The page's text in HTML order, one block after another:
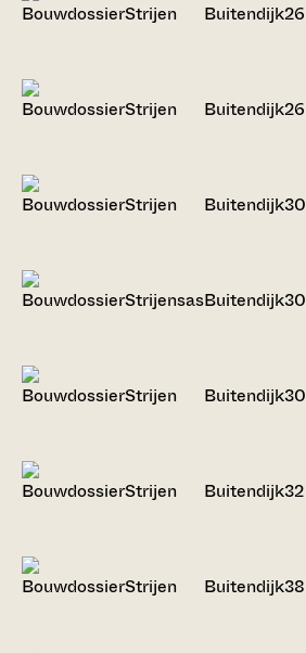
Strijen
Buitendijk26
Strijen
Buitendijk26
Strijen
Buitendijk30
StrijensasBuitendijk30
Strijen
Buitendijk30
Strijen
Buitendijk32
Strijen
Buitendijk38